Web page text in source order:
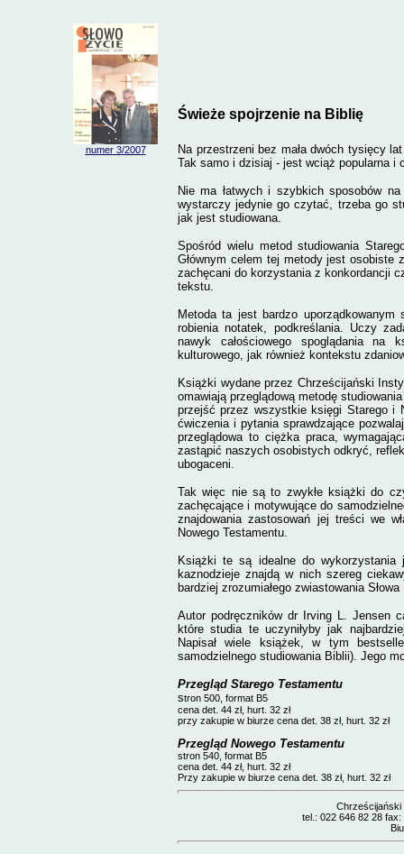
numer 3/2007
Świeże spojrzenie na Biblię
Na przestrzeni bez mała dwóch tysięcy
Tak samo i dzisiaj - jest wciąż popularna i
Nie ma łatwych i szybkich sposobów
wystarczy jedynie go czytać, trzeba go
jak jest studiowana.
Spośród wielu metod studiowania
Głównym celem tej metody jest
zachęcani do korzystania z konkordancji
tekstu.
Metoda ta jest bardzo uporządkowanym
robienia notatek, podkreślania. Uczy
nawyk całościowego spoglądania na
kulturowego, jak również kontekstu
Książki wydane przez Chrześcijański
omawiają przeglądową metodę
przejść przez wszystkie księgi Starego i
ćwiczenia i pytania sprawdzające
przeglądowa to ciężka praca,
zastąpić naszych osobistych odkryć,
ubogaceni.
Tak więc nie są to zwykłe książki do
zachęcające i motywujące do
znajdowania zastosowań jej treści we
Nowego Testamentu.
Książki te są idealne do wykorzystania
kaznodzieje znajdą w nich szereg
bardziej zrozumiałego zwiastowania
Autor podręczników dr Irving L. Jensen
które studia te uczyniłyby jak
Napisał wiele książek, w tym
samodzielnego studiowania Biblii). Jego
Przegląd Starego Testamentu
stron 500, format B5
cena det. 44 zł, hurt. 32 zł
przy zakupie w biurze cena det. 38 zł, hurt. 32 zł
Przegląd Nowego Testamentu
stron 540, format B5
cena det. 44 zł, hurt. 32 zł
Przy zakupie w biurze cena det. 38 zł, hurt. 32 zł
Chrześcijański
tel.: 022 646 82 28